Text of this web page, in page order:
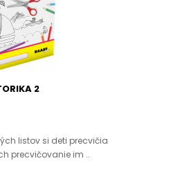
2
listov si deti precvičia
precvičovanie im ..